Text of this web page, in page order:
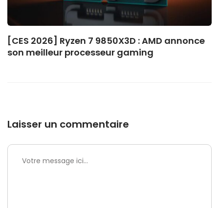
[CES 2026] Ryzen 7 9850X3D : AMD annonce
son meilleur processeur gaming
Laisser un commentaire